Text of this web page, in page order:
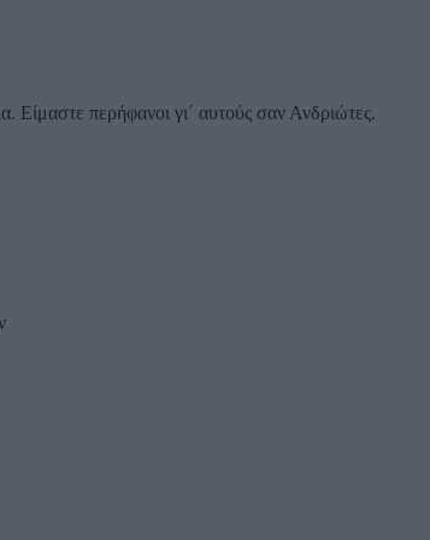
Είμαστε περήφανοι γι΄ αυτούς σαν Ανδριώτες.